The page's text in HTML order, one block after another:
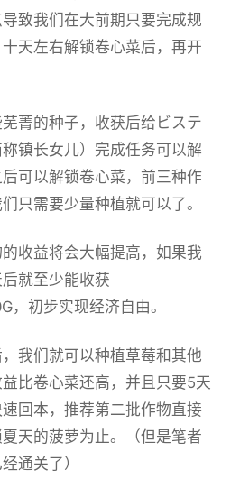
致我们在大前期只要完成规
天左右解锁卷心菜后，再开
菁的种子，收获后给ビステ
镇长女儿）完成任务可以解
可以解锁卷心菜，前三种作
只需要少量种植就可以了。
收益将会大幅提高，如果我
就至少能收获
，初步实现经济自由。
我们就可以种植草莓和其他
比卷心菜还高，并且只要5天
回本，推荐第二批作物直接
天的菠萝为止。（但是笔者
通关了）